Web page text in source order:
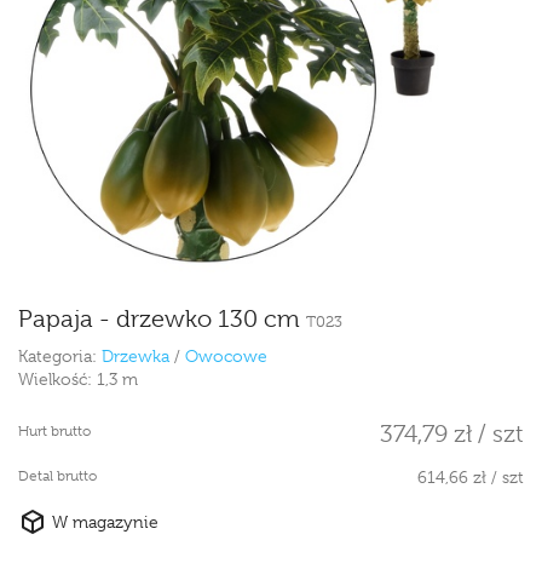
Papaja - drzewko 130 cm T023
Kategoria: Drzewka/ Owocowe
Wielkość: 1,3 m
Hurt brutto 374,79 zł / szt
Detal brutto 614,66 zł / szt
W magazynie